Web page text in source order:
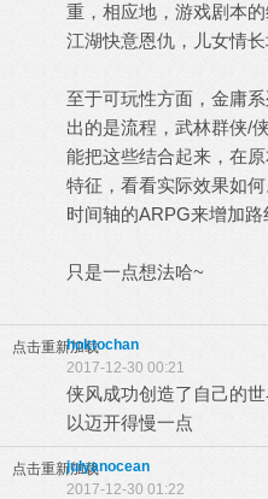
重，相应地，游戏剧本
江湖快意恩仇，儿女情长
至于可玩性方面，金庸
出的是流程，武林群侠/
能把这些结合起来，在
特征，看看实际效果如
时间轴的ARPG来增加路
只是一点想法哈~
点击重新加载hoktochan
2017-12-30 00:21
侠风成功创造了自己的
以迈开得慢一点
点击重新加载julyanocean
2017-12-30 01:22